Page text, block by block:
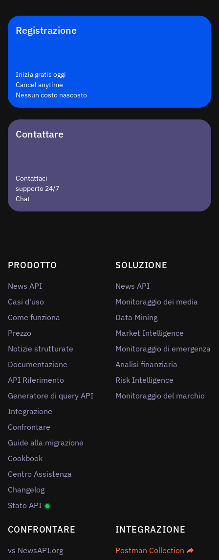
Registrazione
Inizia gratis oggi
Cancel anytime
Nessun costo nascosto
Contattare
Contattaci
supporto 24/7
Chat
PRODOTTO
News API
Casi d'uso
Come funziona
Prezzo
Notizie strutturate
Documentazione
API Riferimento
Generatore di query API
Integrazione
Confrontare
Guide alla migrazione
Cookbook
Centro Assistenza
Changelog
Stato API
SOLUZIONE
News API
Monitoraggio dei media
Data Mining
Market Intelligence
Monitoraggio di emergenza
Analisi finanziaria
Risk Intelligence
Monitoraggio del marchio
CONFRONTARE
vs NewsAPI.org
INTEGRAZIONE
Postman Collection